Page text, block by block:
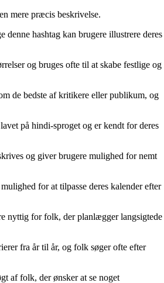
mere præcis beskrivelse.
hashtag kan brugere illustrere deres
og bruges ofte til at skabe festlige og
de bedste af kritikere eller publikum, og
på hindi-sproget og er kendt for deres
og giver brugere mulighed for nemt
for at tilpasse deres kalender efter
nyttig for folk, der planlægger langsigtede
fra år til år, og folk søger ofte efter
af folk, der ønsker at se noget